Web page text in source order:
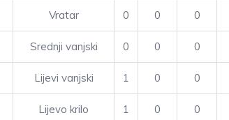
Vratar 0 0 0
Srednji vanjski 0 0 0
Lijevi vanjski 1 0 0
Lijevo krilo 1 0 0